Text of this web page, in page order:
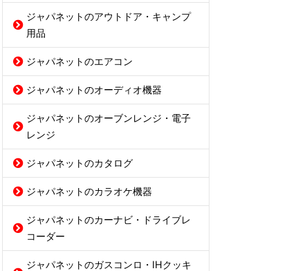
ジャパネットのアウトドア・キャンプ
用品
ジャパネットのエアコン
ジャパネットのオーディオ機器
ジャパネットのオーブンレンジ・電子
レンジ
ジャパネットのカタログ
ジャパネットのカラオケ機器
ジャパネットのカーナビ・ドライブレ
コーダー
ジャパネットのガスコンロ・IHクッキ